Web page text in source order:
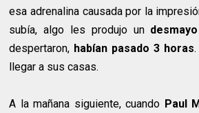
esa adrenalina causada por la
subía, algo les produjo un desmayo
despertaron, habían pasado 3 horas
llegar a sus casas.
A la mañana siguiente, cuando Paul